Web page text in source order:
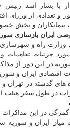
با بشار اسد رئیس
تعدادی از وزرای
و بخش
ایران بازسازی
وزارت راه و
جزئیات تفاهمات و
در این دور از
اقتصادی ایران و
گذشته در تهران
در طول سفر هیئت
در این
ایران و سوریه